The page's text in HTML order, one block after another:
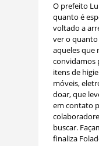
O prefeito
quanto é
voltado a
ver o
aqueles que
convidamos
itens de
móveis,
doar, que
em contato
buscar.
finaliza